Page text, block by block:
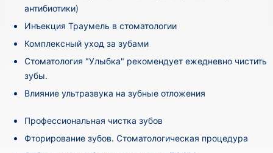
антибиотики)
Инъекция Траумель в стоматологии
Комплексный уход за зубами
Стоматология "Улыбка" рекомендует ежедневно чистить
зубы.
Влияние ультразвука на зубные отложения
Профессиональная чистка зубов
Фторирование зубов. Стоматологическая процедура